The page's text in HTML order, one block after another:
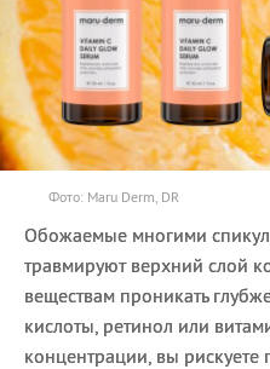
Фото: Maru Derm, DR
Обожаемые многими
травмируют верхний слой
веществам проникать
кислоты, ретинол или
концентрации, вы рискуете